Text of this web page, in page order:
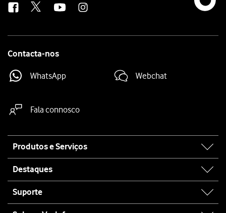
Contacta-nos
WhatsApp Webchat
Fala connosco
map
Produtos e Serviços
Destaques
Suporte